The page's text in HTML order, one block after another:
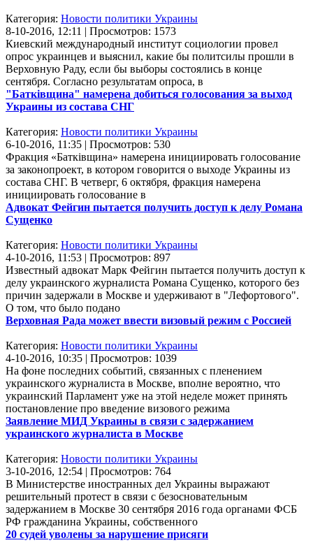
Категория: Новости политики Украины
8-10-2016, 12:11 | Просмотров: 1573
Киевский международный институт социологии провел
опрос украинцев и выяснил, какие бы политсилы прошли в
Верховную Раду, если бы выборы состоялись в конце
сентября. Согласно результатам опроса, в
"Баткiвщина" намерена добиться голосования за выход
Украины из состава СНГ
Категория: Новости политики Украины
6-10-2016, 11:35 | Просмотров: 530
Фракция «Баткiвщина» намерена инициировать голосование
за законопроект, в котором говорится о выходе Украины из
состава СНГ. В четверг, 6 октября, фракция намерена
инициировать голосование в
Адвокат Фейгин пытается получить доступ к делу Романа
Сущенко
Категория: Новости политики Украины
4-10-2016, 11:53 | Просмотров: 897
Известный адвокат Марк Фейгин пытается получить доступ к
делу украинского журналиста Романа Сущенко, которого без
причин задержали в Москве и удерживают в "Лефортового".
О том, что было подано
Верховная Рада может ввести визовый режим с Россией
Категория: Новости политики Украины
4-10-2016, 10:35 | Просмотров: 1039
На фоне последних событий, связанных с пленением
украинского журналиста в Москве, вполне вероятно, что
украинский Парламент уже на этой неделе может принять
постановление про введение визового режима
Заявление МИД Украины в связи с задержанием
украинского журналиста в Москве
Категория: Новости политики Украины
3-10-2016, 12:54 | Просмотров: 764
В Министерстве иностранных дел Украины выражают
решительный протест в связи с безосновательным
задержанием в Москве 30 сентября 2016 года органами ФСБ
РФ гражданина Украины, собственного
20 судей уволены за нарушение присяги